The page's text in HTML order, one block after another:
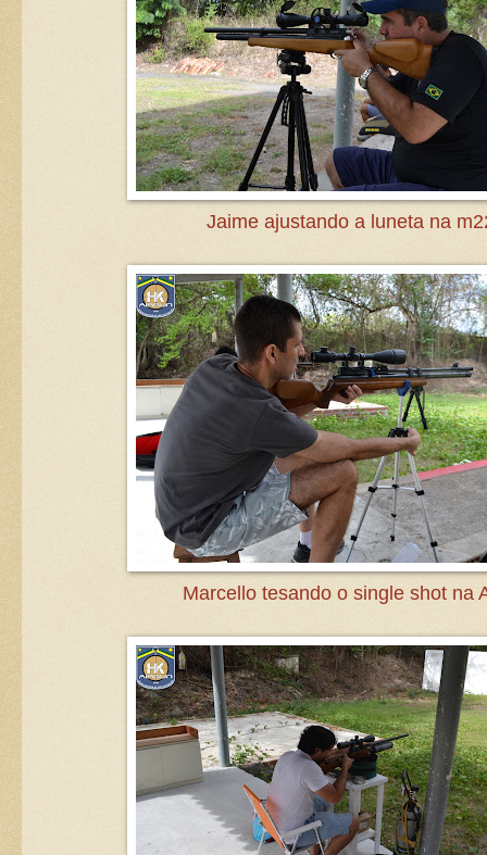
Jaime ajustando a luneta na
Marcello tesando o single shot na